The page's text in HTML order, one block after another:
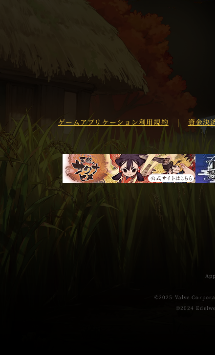
ゲームアプリケーション利用規約 資金決
©2025 Valve
©2024